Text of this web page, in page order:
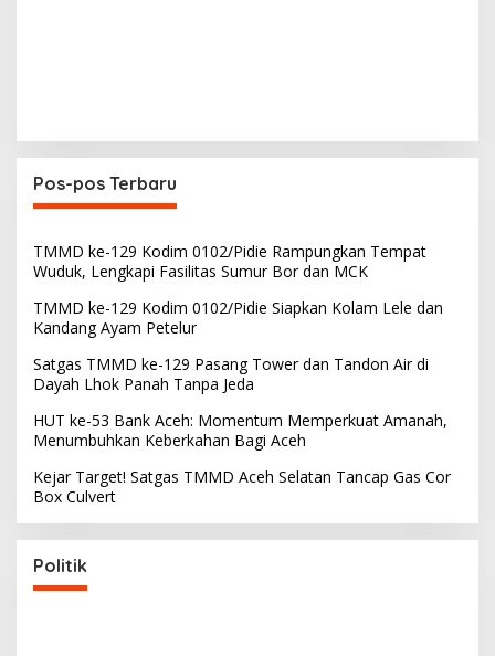
Pos-pos Terbaru
TMMD ke-129 Kodim 0102/Pidie Rampungkan Tempat
Wuduk, Lengkapi Fasilitas Sumur Bor dan MCK
TMMD ke-129 Kodim 0102/Pidie Siapkan Kolam Lele dan
Kandang Ayam Petelur
Satgas TMMD ke-129 Pasang Tower dan Tandon Air di
Dayah Lhok Panah Tanpa Jeda
HUT ke-53 Bank Aceh: Momentum Memperkuat Amanah,
Menumbuhkan Keberkahan Bagi Aceh
Kejar Target! Satgas TMMD Aceh Selatan Tancap Gas Cor
Box Culvert
Politik